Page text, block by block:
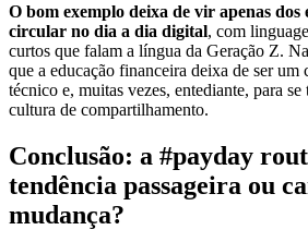
O bom exemplo deixa de vir apenas dos
circular no dia a dia digital, com
curtos que falam a língua da Geração Z.
que a educação financeira deixa de ser um
técnico e, muitas vezes, entediante, para se
cultura de compartilhamento.
Conclusão: a #payday
tendência passageira ou
mudança?